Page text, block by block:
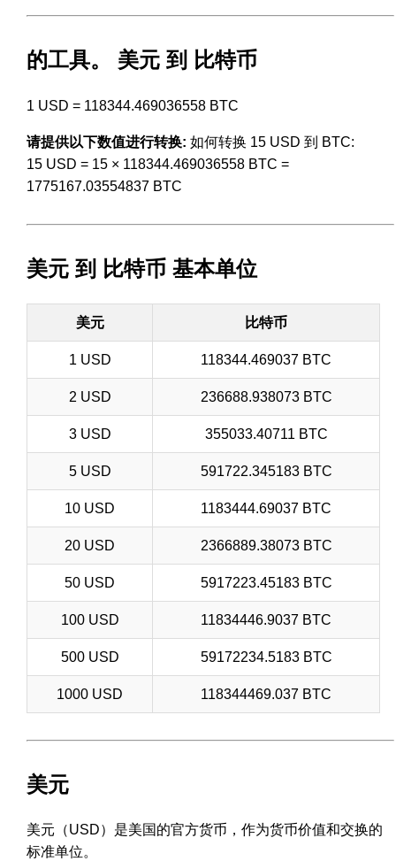
的工具。 美元 到 比特币
1 USD = 118344.469036558 BTC
请提供以下数值进行转换: 如何转换 15 USD 到 BTC:
15 USD = 15 × 118344.469036558 BTC =
1775167.03554837 BTC
美元 到 比特币 基本单位
美元 比特币
1 USD 118344.469037 BTC
2 USD 236688.938073 BTC
3 USD 355033.40711 BTC
5 USD 591722.345183 BTC
10 USD 1183444.69037 BTC
20 USD 2366889.38073 BTC
50 USD 5917223.45183 BTC
100 USD 11834446.9037 BTC
500 USD 59172234.5183 BTC
1000 USD 118344469.037 BTC
美元
美元（USD）是美国的官方货币，作为货币价值和交换的
标准单位。